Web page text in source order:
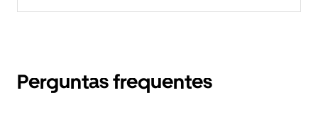
Perguntas frequentes